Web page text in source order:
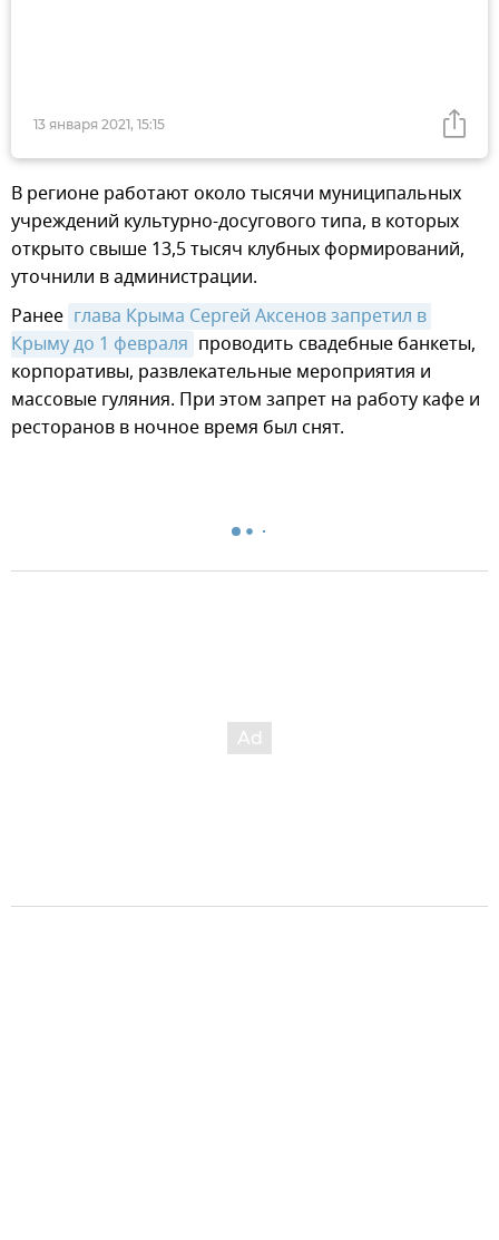
13 января 2021, 15:15
В регионе работают около тысячи муниципальных
учреждений культурно-досугового типа, в которых
открыто свыше 13,5 тысяч клубных формирований,
уточнили в администрации.
Ранее глава Крыма Сергей Аксенов запретил в
Крыму до 1 февраля проводить свадебные банкеты,
корпоративы, развлекательные мероприятия и
массовые гуляния. При этом запрет на работу кафе и
ресторанов в ночное время был снят.